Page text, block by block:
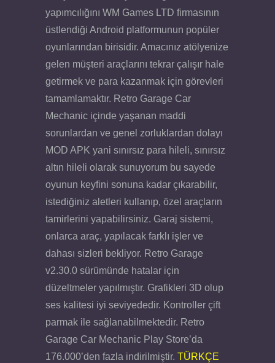
yapımcılığını WM Games LTD firmasının
üstlendiği Android platformunun popüler
oyunlarından birisidir. Amacınız atölyenize
gelen müşteri araçlarını tekrar çalışır hale
getirmek ve para kazanmak için görevleri
tamamlamaktır. Retro Garage Car
Mechanic içinde yaşanan maddi
sorunlardan ve genel zorluklardan dolayı
MOD APK yani sınırsız para hileli, sınırsız
altın hileli olarak sunuyorum bu sayede
oyunun keyfini sonuna kadar çıkarabilir,
istediğiniz aletleri kullanıp, özel araçların
tamirlerini yapabilirsiniz. Garaj sistemi,
onlarca araç, yapılacak farklı işler ve
dahası sizleri bekliyor. Retro Garage
v2.30.0 sürümünde hatalar için
düzeltmeler yapılmıştır. Grafikleri 3D olup
ses kalitesi iyi seviyededir. Kontroller çift
parmak ile sağlanabilmektedir. Retro
Garage Car Mechanic Play Store’da
176.000’den fazla indirilmiştir. TÜRKÇE